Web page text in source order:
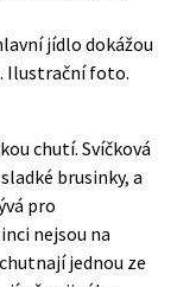
jídlo dokážou
Ilustrační foto.
chutí. Svíčková
brusinky, a
pro
nejsou na
jednou ze